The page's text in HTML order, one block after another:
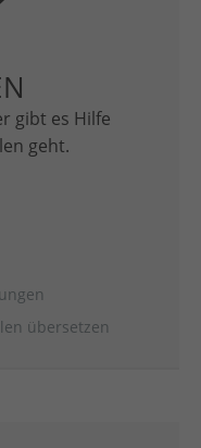
gibt es Hilfe
geht.
übersetzen